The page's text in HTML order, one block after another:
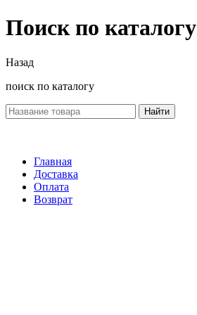
Поиск по каталогу
Назад
поиск по каталогу
Найти
Главная
Доставка
Оплата
Возврат